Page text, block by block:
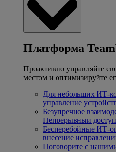
Платформа
Проактивно управляйте
местом и оптимизируйте
Для небольших ИТ-
управление
Безупречное
Непрерывный
Бесперебойные ИТ-
внесение
Поговорите с